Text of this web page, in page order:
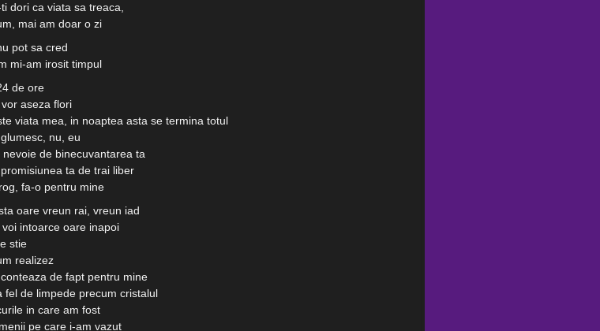
ti dori ca viata sa treaca,
mai am doar o zi
pot sa cred
mi-am irosit timpul
de ore
vor aseza flori
viata mea, in noaptea asta se termina totul
nu, eu
nevoie de binecuvantarea ta
ta de trai liber
fa-o pentru mine
oare vreun rai, vreun iad
voi intoarce oare inapoi
stie
realizez
de fapt pentru mine
fel de limpede precum cristalul
in care am fost
pe care i-am vazut